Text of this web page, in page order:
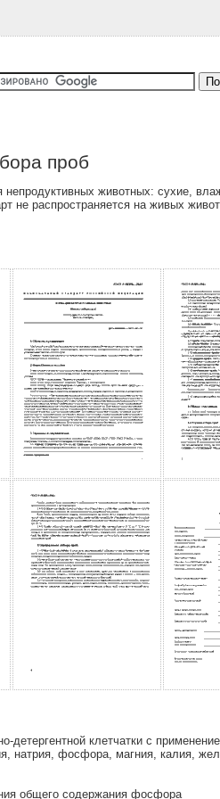
проб
животных: сухие,
не распространяется на живых
детергентной клетчатки с
натрия, фосфора, магния, калия,
общего содержания фосфора